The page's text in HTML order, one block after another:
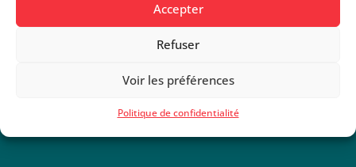
Accepter
Refuser
Voir les préférences
Politique de confidentialité